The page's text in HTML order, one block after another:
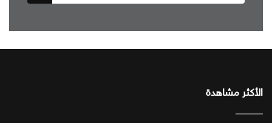
الأكثر مشاهدة